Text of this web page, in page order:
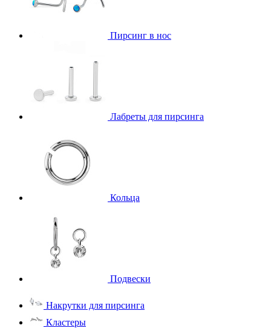
Пирсинг в нос
Лабреты для пирсинга
Кольца
Подвески
Накрутки для пирсинга
Кластеры